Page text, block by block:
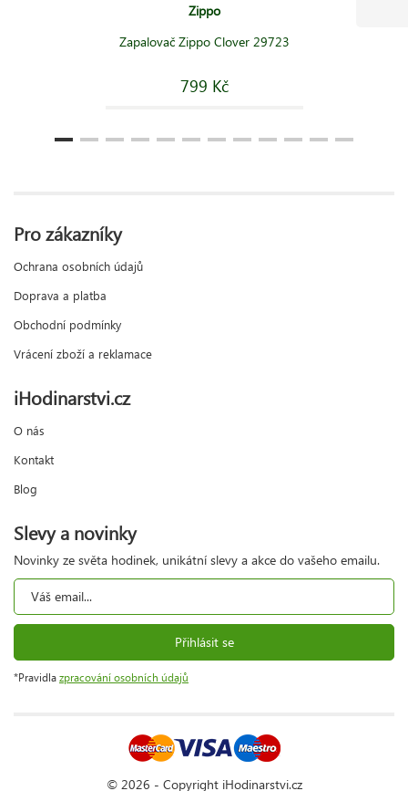
Zippo
Zapalovač Zippo Clover 29723
799 Kč
Pro zákazníky
Ochrana osobních údajů
Doprava a platba
Obchodní podmínky
Vrácení zboží a reklamace
iHodinarstvi.cz
O nás
Kontakt
Blog
Slevy a novinky
Novinky ze světa hodinek, unikátní slevy a akce do vašeho emailu.
Přihlásit se
*Pravidla zpracování osobních údajů
© 2026 - Copyright iHodinarstvi.cz